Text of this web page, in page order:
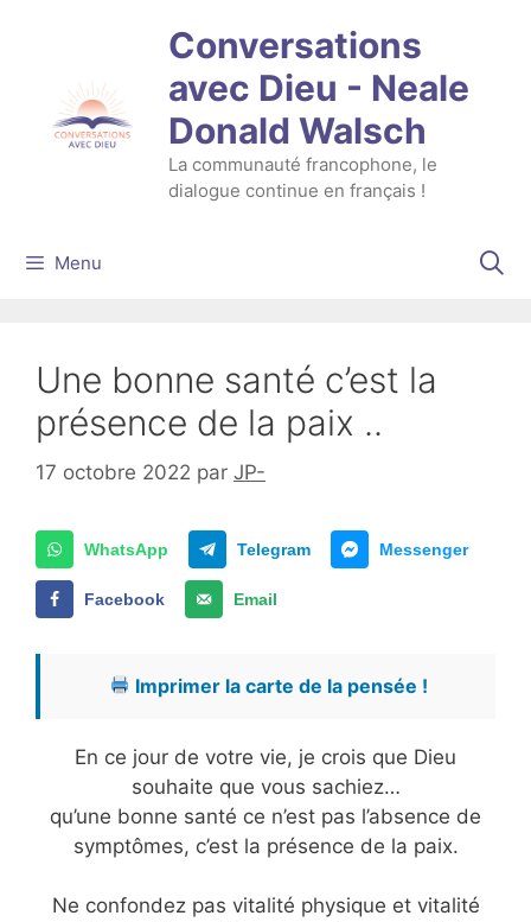
Conversations
avec Dieu - Neale
Donald Walsch
La communauté francophone, le
dialogue continue en français !
Menu
Une bonne santé c’est la
présence de la paix ..
17 octobre 2022 par JP-
WhatsApp Telegram Messenger
Facebook Email
Imprimer la carte de la pensée !
En ce jour de votre vie, je crois que Dieu
souhaite que vous sachiez…
qu’une bonne santé ce n’est pas l’absence de
symptômes, c’est la présence de la paix.
Ne confondez pas vitalité physique et vitalité